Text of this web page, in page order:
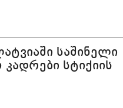
საშინელი
კადრები სტიქიის